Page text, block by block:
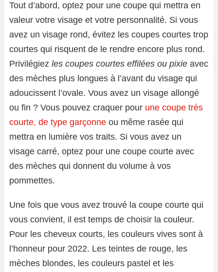
Tout d’abord, optez pour une coupe qui mettra en
valeur votre visage et votre personnalité. Si vous
avez un visage rond, évitez les coupes courtes trop
courtes qui risquent de le rendre encore plus rond.
Privilégiez les coupes courtes effilées ou pixie avec
des mèches plus longues à l’avant du visage qui
adoucissent l’ovale. Vous avez un visage allongé
ou fin ? Vous pouvez craquer pour une coupe très
courte, de type garçonne ou même rasée qui
mettra en lumière vos traits. Si vous avez un
visage carré, optez pour une coupe courte avec
des mèches qui donnent du volume à vos
pommettes.
Une fois que vous avez trouvé la coupe courte qui
vous convient, il est temps de choisir la couleur.
Pour les cheveux courts, les couleurs vives sont à
l’honneur pour 2022. Les teintes de rouge, les
mèches blondes, les couleurs pastel et les